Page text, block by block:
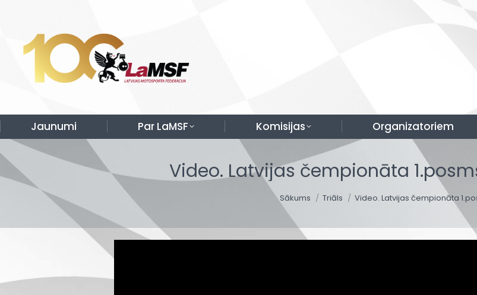
Jaunumi Par LaMSF Komisijas Organizatoriem
Video. Latvijas čempionāta
Sākums Triāls Video. Latvijas čempionāta